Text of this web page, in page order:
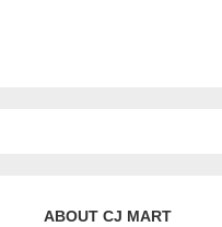
ABOUT CJ MART